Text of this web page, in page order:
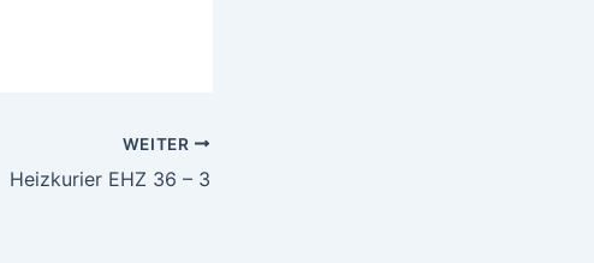
WEITER
Heizkurier EHZ 36 – 3